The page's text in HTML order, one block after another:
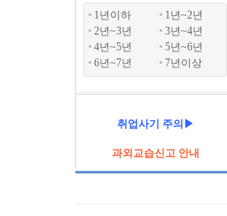
1년이하
1년~2년
2년~3년
3년~4년
4년~5년
5년~6년
6년~7년
7년이상
취업사기 주의▶
과외교습신고 안내